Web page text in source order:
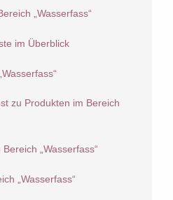
„Wasserfass“
im Überblick
zu Produkten im Bereich
„Wasserfass“
„Wasserfass“